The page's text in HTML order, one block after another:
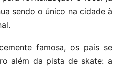
sendo o único na cidade à
famosa, os pais se
além da pista de skate: a